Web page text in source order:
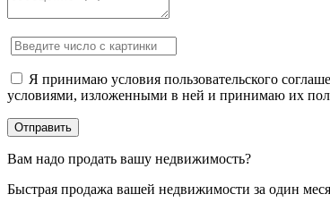
Я принимаю условия пользовательского
условиями, изложенными в ней и принимаю их
Вам надо продать вашу недвижимость?
Быстрая продажа вашей недвижимости за один